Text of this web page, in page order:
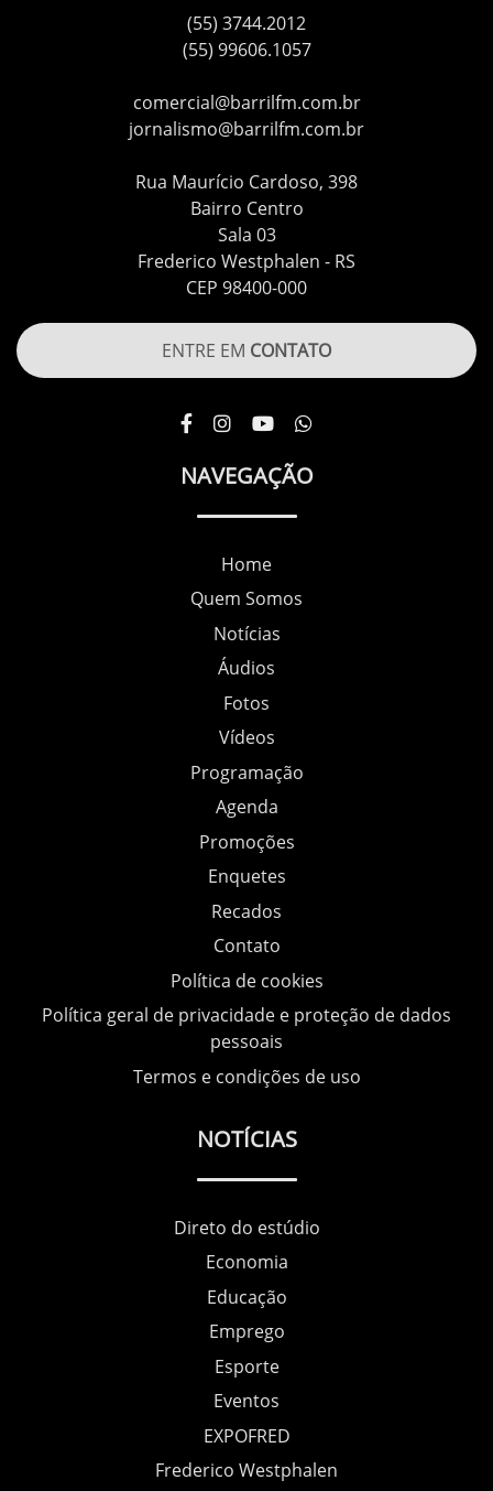
(55) 3744.2012
(55) 99606.1057
comercial@barrilfm.com.br
jornalismo@barrilfm.com.br
Rua Maurício Cardoso, 398
Bairro Centro
Sala 03
Frederico Westphalen - RS
CEP 98400-000
ENTRE EM CONTATO
NAVEGAÇÃO
Home
Quem Somos
Notícias
Áudios
Fotos
Vídeos
Programação
Agenda
Promoções
Enquetes
Recados
Contato
Política de cookies
Política geral de privacidade e proteção de dados
pessoais
Termos e condições de uso
NOTÍCIAS
Direto do estúdio
Economia
Educação
Emprego
Esporte
Eventos
EXPOFRED
Frederico Westphalen